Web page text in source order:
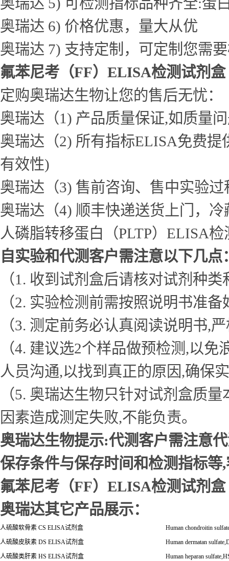
奥瑞达 6) 价格优惠，量大从优
奥瑞达 7) 支持定制，可定制您需
氟苯尼考（FF）ELISA检测试剂盒
定购奥瑞达生物让您的售后无忧：
奥瑞达（1) 产品质量保证,如质量
奥瑞达（2) 所有指标ELISA免费
有效性)
奥瑞达（3) 售前咨询、售中实验
奥瑞达（4) 顺丰快递送货上门，
人磷脂转移蛋白（PLTP）ELISA
自实验和代测客户需注意以下几点
（1. 收到试剂盒后请核对试剂种
（2. 实验检测前需按照说明书准
（3. 测定前务必认真阅读说明书,
（4. 建议选2个样品做预检测,以
人员沟通,以找到真正的原因,确保
（5. 奥瑞达生物只针对试剂盒质
因素造成测定失败,不能负责。
奥瑞达生物提示:代测客户需注意
保存条件与保存时间和检测指标
氟苯尼考（FF）ELISA检测试剂盒
奥瑞达其它产品展示：
人硫酸软骨素 CS ELISA试剂盒
Human chondroitin
人硫酸皮肤素 DS ELISA试剂盒
Human dermatan
人硫酸类肝素 HS ELISA试剂盒
Human heparan